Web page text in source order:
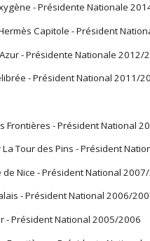
- Présidente Nationale
Capitole - Président
- Présidente Nationale 2012/
- Président National 2011/
Frontières - Président National
La Tour des Pins - Président
de Nice - Président National
- Président National 2006/
- Président National 2005/2006